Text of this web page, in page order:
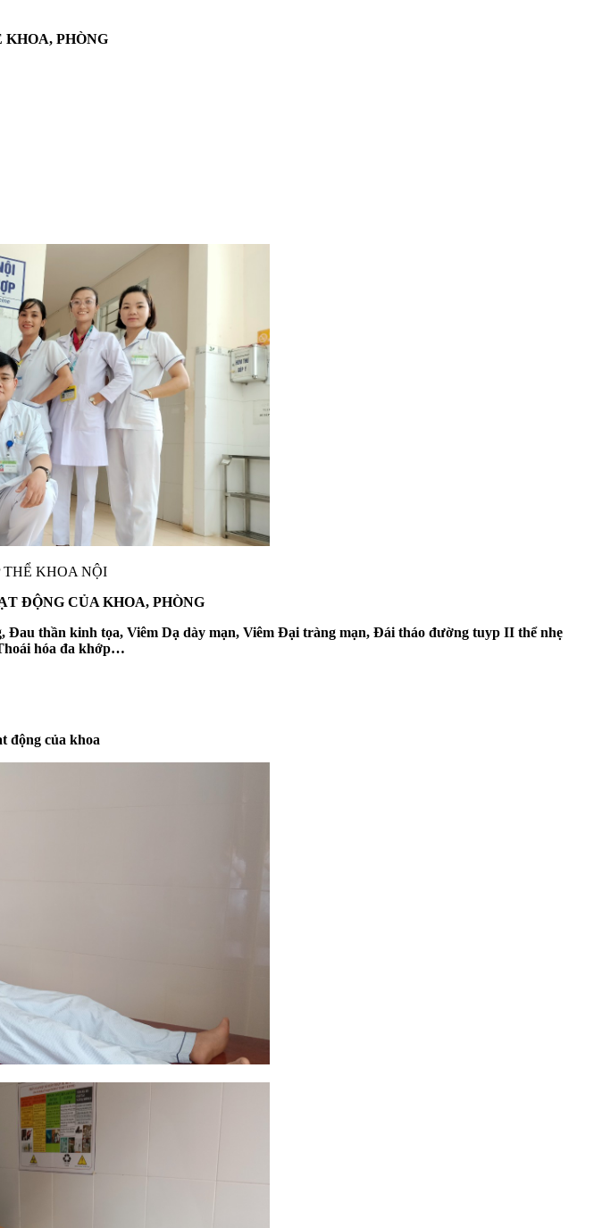
PHÒNG
KHOA NỘI
ĐỘNG CỦA KHOA, PHÒNG
thần kinh tọa, Viêm Dạ dày mạn, Viêm Đại tràng mạn, Đái tháo đường tuyp II thể nhẹ
hóa đa khớp…
động của khoa